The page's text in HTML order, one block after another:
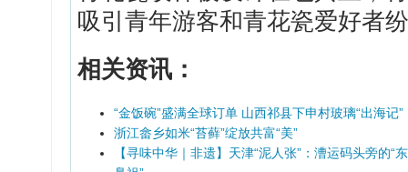
吸引青年游客和青花瓷爱好者
相关资讯：
“金饭碗”盛满全球订单 山西祁县下申村玻璃“出海记”
浙江畲乡如米“苔藓”绽放共富“美”
【寻味中华｜非遗】天津“泥人张”：漕运码头旁的“